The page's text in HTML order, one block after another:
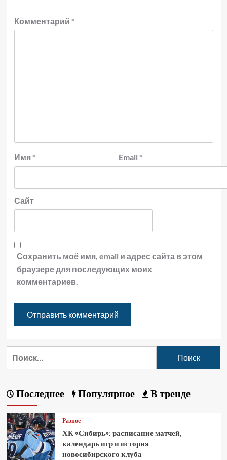
Комментарий *
Имя * Email *
Сайт
Сохранить моё имя, email и адрес сайта в этом
браузере для последующих моих
комментариев.
Последнее Популярное В тренде
Разное
ХК «Сибирь»: расписание матчей,
календарь игр и история
новосибирского клуба